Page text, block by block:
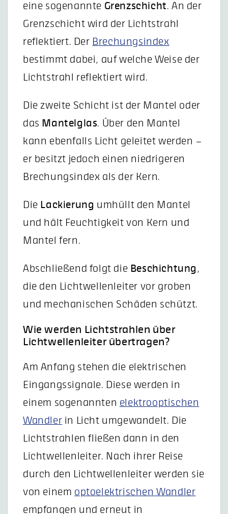
eine sogenannte Grenzschicht. An der
Grenzschicht wird der Lichtstrahl
reflektiert. Der Brechungsindex
bestimmt dabei, auf welche Weise der
Lichtstrahl reflektiert wird.
Die zweite Schicht ist der Mantel oder
das Mantelglas. Über den Mantel
kann ebenfalls Licht geleitet werden –
er besitzt jedoch einen niedrigeren
Brechungsindex als der Kern.
Die Lackierung umhüllt den Mantel
und hält Feuchtigkeit von Kern und
Mantel fern.
Abschließend folgt die Beschichtung ,
die den Lichtwellenleiter vor groben
und mechanischen Schäden schützt.
Wie werden Lichtstrahlen über
Lichtwellenleiter übertragen?
Am Anfang stehen die elektrischen
Eingangssignale. Diese werden in
einem sogenannten elektrooptischen
Wandler in Licht umgewandelt. Die
Lichtstrahlen fließen dann in den
Lichtwellenleiter. Nach ihrer Reise
durch den Lichtwellenleiter werden sie
von einem optoelektrischen Wandler
empfangen und erneut in